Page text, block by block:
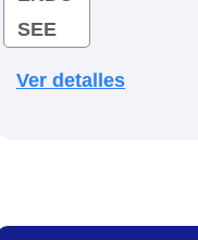
Ver detalles